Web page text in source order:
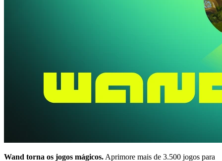
Wand torna os jogos mágicos. Aprimore mais de 3.500 jogos para